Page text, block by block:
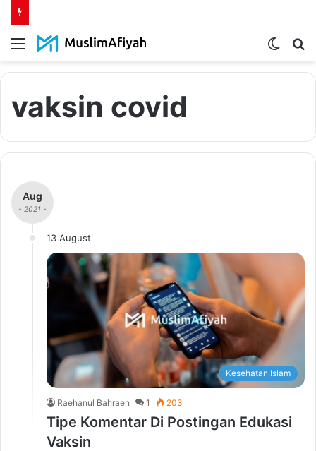
Menu
Switch
vaksin covid
Aug
- 2021 -
13 August
Kesehatan Islam
Raehanul Bahraen 1 203
Tipe Komentar Di Postingan Edukasi
Vaksin